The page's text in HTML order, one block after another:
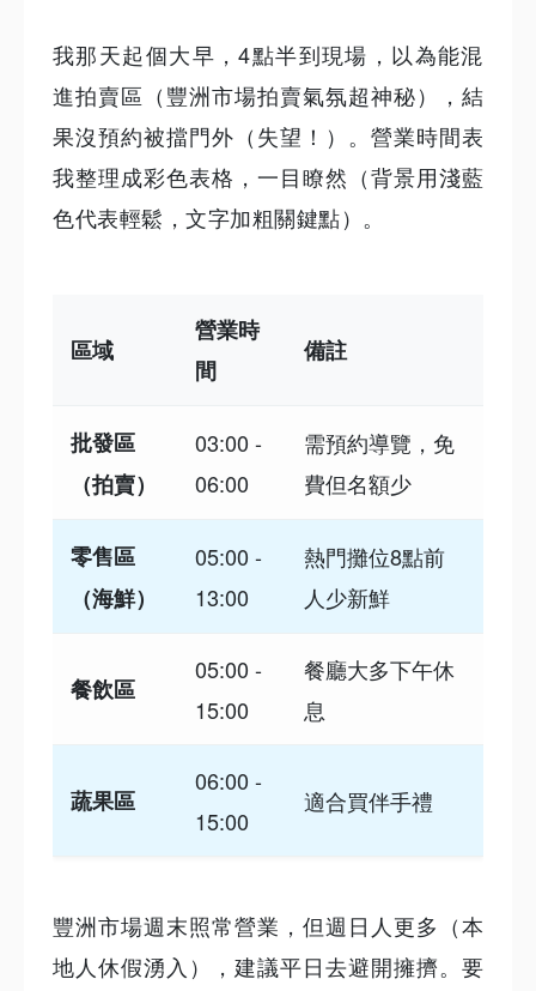
我那天起個大早，4點半到現場，以為能混
進拍賣區（豐洲市場拍賣氣氛超神秘），結
果沒預約被擋門外（失望！）。營業時間表
我整理成彩色表格，一目瞭然（背景用淺藍
色代表輕鬆，文字加粗關鍵點）。
區域
營業時
間
備註
批發區
（拍賣）
03:00 -
06:00
需預約導覽，免
費但名額少
零售區
（海鮮）
05:00 -
13:00
熱門攤位8點前
人少新鮮
餐飲區
05:00 -
15:00
餐廳大多下午休
息
蔬果區
06:00 -
15:00
適合買伴手禮
豐洲市場週末照常營業，但週日人更多（本
地人休假湧入），建議平日去避開擁擠。要